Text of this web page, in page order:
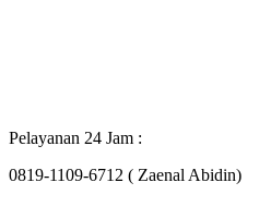
Pelayanan 24 Jam :
0819-1109-6712 ( Zaenal Abidin)